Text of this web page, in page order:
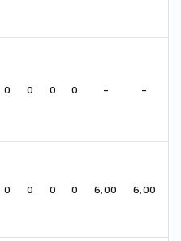
0 0 0 0 - -
0 0 0 0 6,00 6,00